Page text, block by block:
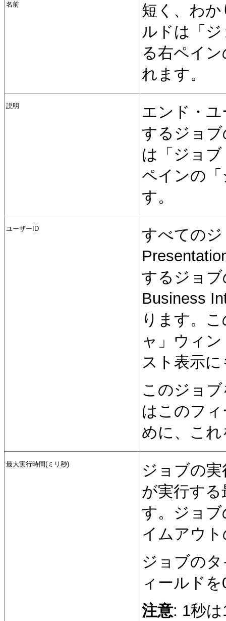
名前
短く、わ
ルドは「
る右ペイ
れます。
説明
エンド・
するジョ
は「ジョ
ペインの
す。
ユーザーID
すべての
するジョブ
Business
ります。
ャ」ウィ
スト表示
このジョ
はこのフ
めに、こ
最大実行時間(ミリ秒)
ジョブの
が実行す
す。ジョ
イムアウ
ジョブの
ィールド
注意: 1秒